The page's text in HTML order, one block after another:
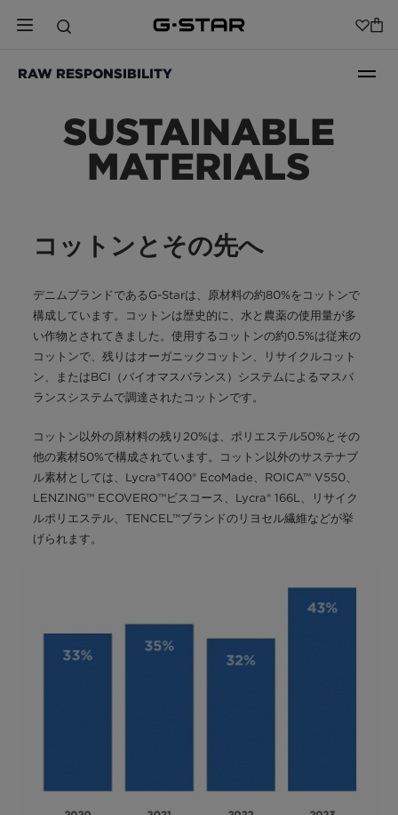
RAW RESPONSIBILITY
SUSTAINABLE
MATERIALS
コットンとその先へ
デニムブランドであるG-Starは、原材料の約80%をコットンで
構成しています。コットンは歴史的に、水と農薬の使用量が多
い作物とされてきました。使用するコットンの約0.5%は従来の
コットンで、残りはオーガニックコットン、リサイクルコット
ン、またはBCI（バイオマスバランス）システムによるマスバ
ランスシステムで調達されたコットンです。
コットン以外の原材料の残り20%は、ポリエステル50%とその
他の素材50%で構成されています。コットン以外のサステナブ
ル素材としては、Lycra®T400® EcoMade、ROICA™ V550、
LENZING™ ECOVERO™ビスコース、Lycra® 166L、リサイク
ルポリエステル、TENCEL™ブランドのリヨセル繊維などが挙
げられます。